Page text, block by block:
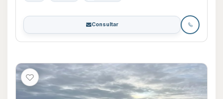
Consultar